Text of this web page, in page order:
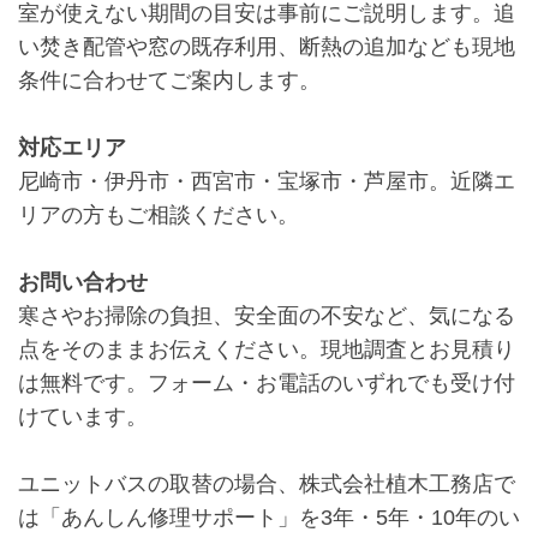
室が使えない期間の目安は事前にご説明します。追
い焚き配管や窓の既存利用、断熱の追加なども現地
条件に合わせてご案内します。
対応エリア
尼崎市・伊丹市・西宮市・宝塚市・芦屋市。近隣エ
リアの方もご相談ください。
お問い合わせ
寒さやお掃除の負担、安全面の不安など、気になる
点をそのままお伝えください。現地調査とお見積り
は無料です。フォーム・お電話のいずれでも受け付
けています。
ユニットバスの取替の場合、株式会社植木工務店で
は「あんしん修理サポート」を3年・5年・10年のい